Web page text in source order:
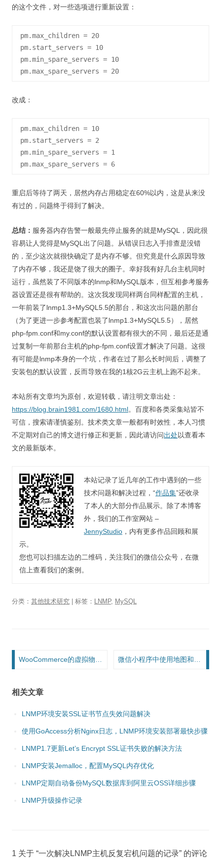
的这个文件，对一些选项进行重新设置：
pm.max_children = 20
pm.start_servers = 10
pm.min_spare_servers = 10
改成：
pm.max_children = 10
pm.start_servers = 2
pm.min_spare_servers = 1
重启后等待了两天，居然内存占用稳定在60%以内，这是从来没
有过的，问题终于得到了解决。
总结： 服务器内存告警一般最先停止服务的就是MySQL，因此很
容易让人觉得是MySQL出了问题。从错误日志入手排查是没错
的，至少这次就很快确定了是内存不够。但究竟是什么原因导致
了内存不够，我还是饶了很大的圈子。幸好我有好几台主机同时
运行，虽然装了不同版本的lnmp和MySQL版本，但互相参考服务
器设置还是很有帮助的。这次我发现同样两台同样配置的主机，
一年前装了lnmp1.3+MySQL5.5的那台，和这次出问题的那台
（为了更进一步参考配置也装了lnmp1.3+MySQL5.5），居然
php-fpm.conf和my.conf的默认设置都有很大的不同，最后还是通
过复制一年前那台主机的php-fpm.conf设置才解决了问题。这很
有可能是lnmp本身的一个坑，作者在过了那么长时间后，调整了
安装包的默认设置，反而导致在我的1核2G云主机上跑不起来。
本站所有文章均为原创，欢迎转载，请注明文章出处：
https://blog.brain1981.com/1680.html。百度和各类采集站皆不
可信，搜索请谨慎鉴别。技术类文章一般都有时效性，本人习惯
不定期对自己的博文进行修正和更新，因此请访问出处以查看本
文的最新版本。
本站记录了近几年的工作中遇到的一些
技术问题和解决过程，“作品集”还收录
了本人的大部分作品展示。除了本博客
外，我们的工作室网站 –
JennyStudio ，内有更多作品回顾和展
示。
您也可以扫描左边的二维码，关注我们的微信公众号，在微
信上查看我们的案例。
分类： 其他技术研究 | 标签： LNMP, MySQL
文章导航 WooCommerce的虚拟物品订单付款后自动处理订单状态 微信小程序中使用地图和定位的一些坑和经验
相关文章
LNMP环境安装SSL证书节点失效问题解决
使用GoAccess分析Nginx日志，LNMP环境安装部署最快步骤
LNMP1.7更新Let’s Encrypt SSL证书失败的解决方法
LNMP安装Jemalloc，配置MySQL内存优化
LNMP定期自动备份MySQL数据库到阿里云OSS详细步骤
LNMP升级操作记录
1 关于 “一次解决LNMP主机反复宕机问题的记录” 的评论